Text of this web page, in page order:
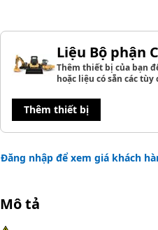
Liệu Bộ phận
Thêm thiết bị của bạn
hoặc liệu có sẵn các
Thêm thiết bị
Đăng nhập để xem giá khách
Mô tả